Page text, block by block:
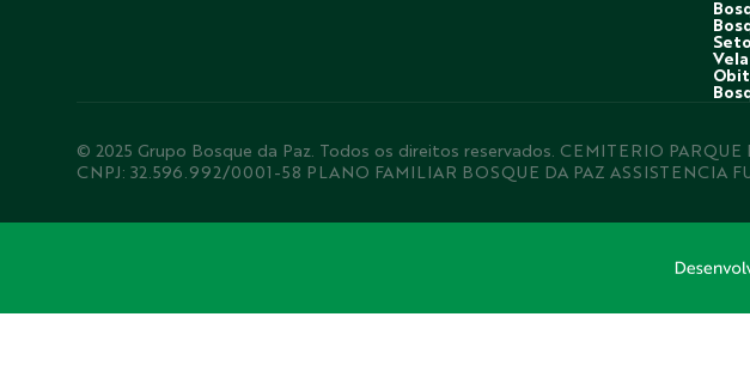
© 2025 Grupo Bosque da Paz. Todos os direitos reservados. CEMITERIO PARQUE
CNPJ: 32.596.992/0001-58 PLANO FAMILIAR BOSQUE DA PAZ ASSISTENCIA